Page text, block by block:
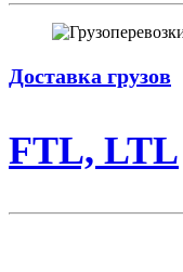
Доставка грузов
FTL, LTL